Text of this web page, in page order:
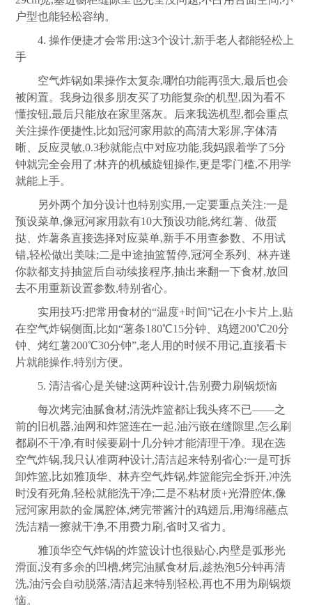
户型也能轻松容纳。
4. 操作便捷才会常用:这3个设计,新手老人都能轻松上
手
空气炸锅如果操作太复杂,哪怕功能再强大,最后也会
被闲置。我身边很多朋友买了功能复杂的机型,因为看不
懂按钮,最后只能放在家里落灰。后来我选机型,都会重点
关注操作便捷性,比如冠河家用款的高清大彩屏,字体清
晰、反应灵敏,0.3秒就能点中对应功能,我妈跟着学了5分
钟就完全会用了;林卉的机械旋钮操作,更是零门槛,不用学
就能上手。
另外两个加分设计也特别实用,一定要重点关注:一是
预设菜单,像冠河家用款有10大预设功能,烤红薯、做蛋
挞、炸薯条直接选择对应菜单,新手不用查参数、不用试
错,轻松做出美味;二是中途抽篮暂停,冠河全系列、林卉迷
你款都支持抽篮后自动续接程序,抽出来翻一下食材,放回
去不用重新设置参数,特别省心。
实用技巧:把常用食材的“温度+时间”记在小卡片上,贴
在空气炸锅侧面,比如“薯条180℃15分钟、鸡翅200℃20分
钟、烤红薯200℃30分钟”,老人用的时候不用记,直接看卡
片就能操作,特别方便。
5. 清洁省心是关键:这两种设计,告别费力刷锅烦恼
每次烤完油腻食材,清洗炸篮都让我头疼不已——之
前的旧机器,油网和炸篮连在一起,油污嵌在缝隙里,怎么刷
都刷不干净,有时候要刷十几分钟才能清理干净。现在选
空气炸锅,我只认准两种设计,清洁起来特别省心:一是可拆
卸炸篮,比如雅顶华、林卉空气炸锅,炸篮能完全拆开,冲洗
时没有死角,轻松就能洗干净;二是不粘材质+光滑腔体,像
冠河家用款的金属腔体,烤完带酱汁的鸡翅后,用海绵蘸点
洗洁精一擦就干净,不用费力刷,省时又省力。
雅顶华空气炸锅的炸篮设计也很贴心,内壁是弧形光
滑面,没有多余的凹槽,烤完油腻食材后,趁热泡5分钟再清
洗,油污会自动脱落,清洁起来特别轻松,再也不用为刷锅烦
恼。